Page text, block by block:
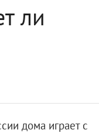
ли
дома играет с